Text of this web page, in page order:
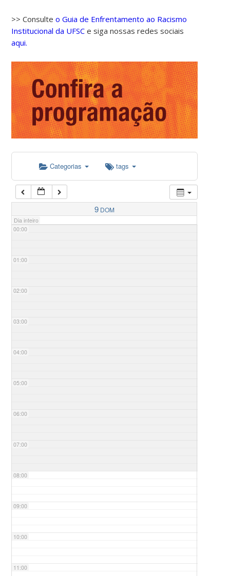
>> Consulteo Guia de Enfrentamento ao Racismo
Institucional da UFSC e siga nossas redes sociais
aqui.
Categorias tags
9 DOM
Dia inteiro
00:00
01:00
02:00
03:00
04:00
05:00
06:00
07:00
08:00
09:00
10:00
11:00